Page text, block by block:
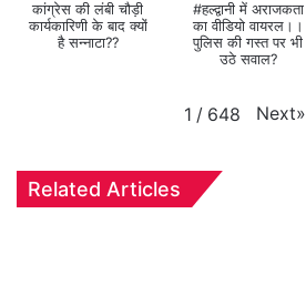
कांग्रेस की लंबी चौड़ी
कार्यकारिणी के बाद क्यों
है सन्नाटा??
#हल्द्वानी में अराजकता
का वीडियो वायरल।।
पुलिस की गस्त पर भी
उठे सवाल?
1 / 648 Next»
Related Articles